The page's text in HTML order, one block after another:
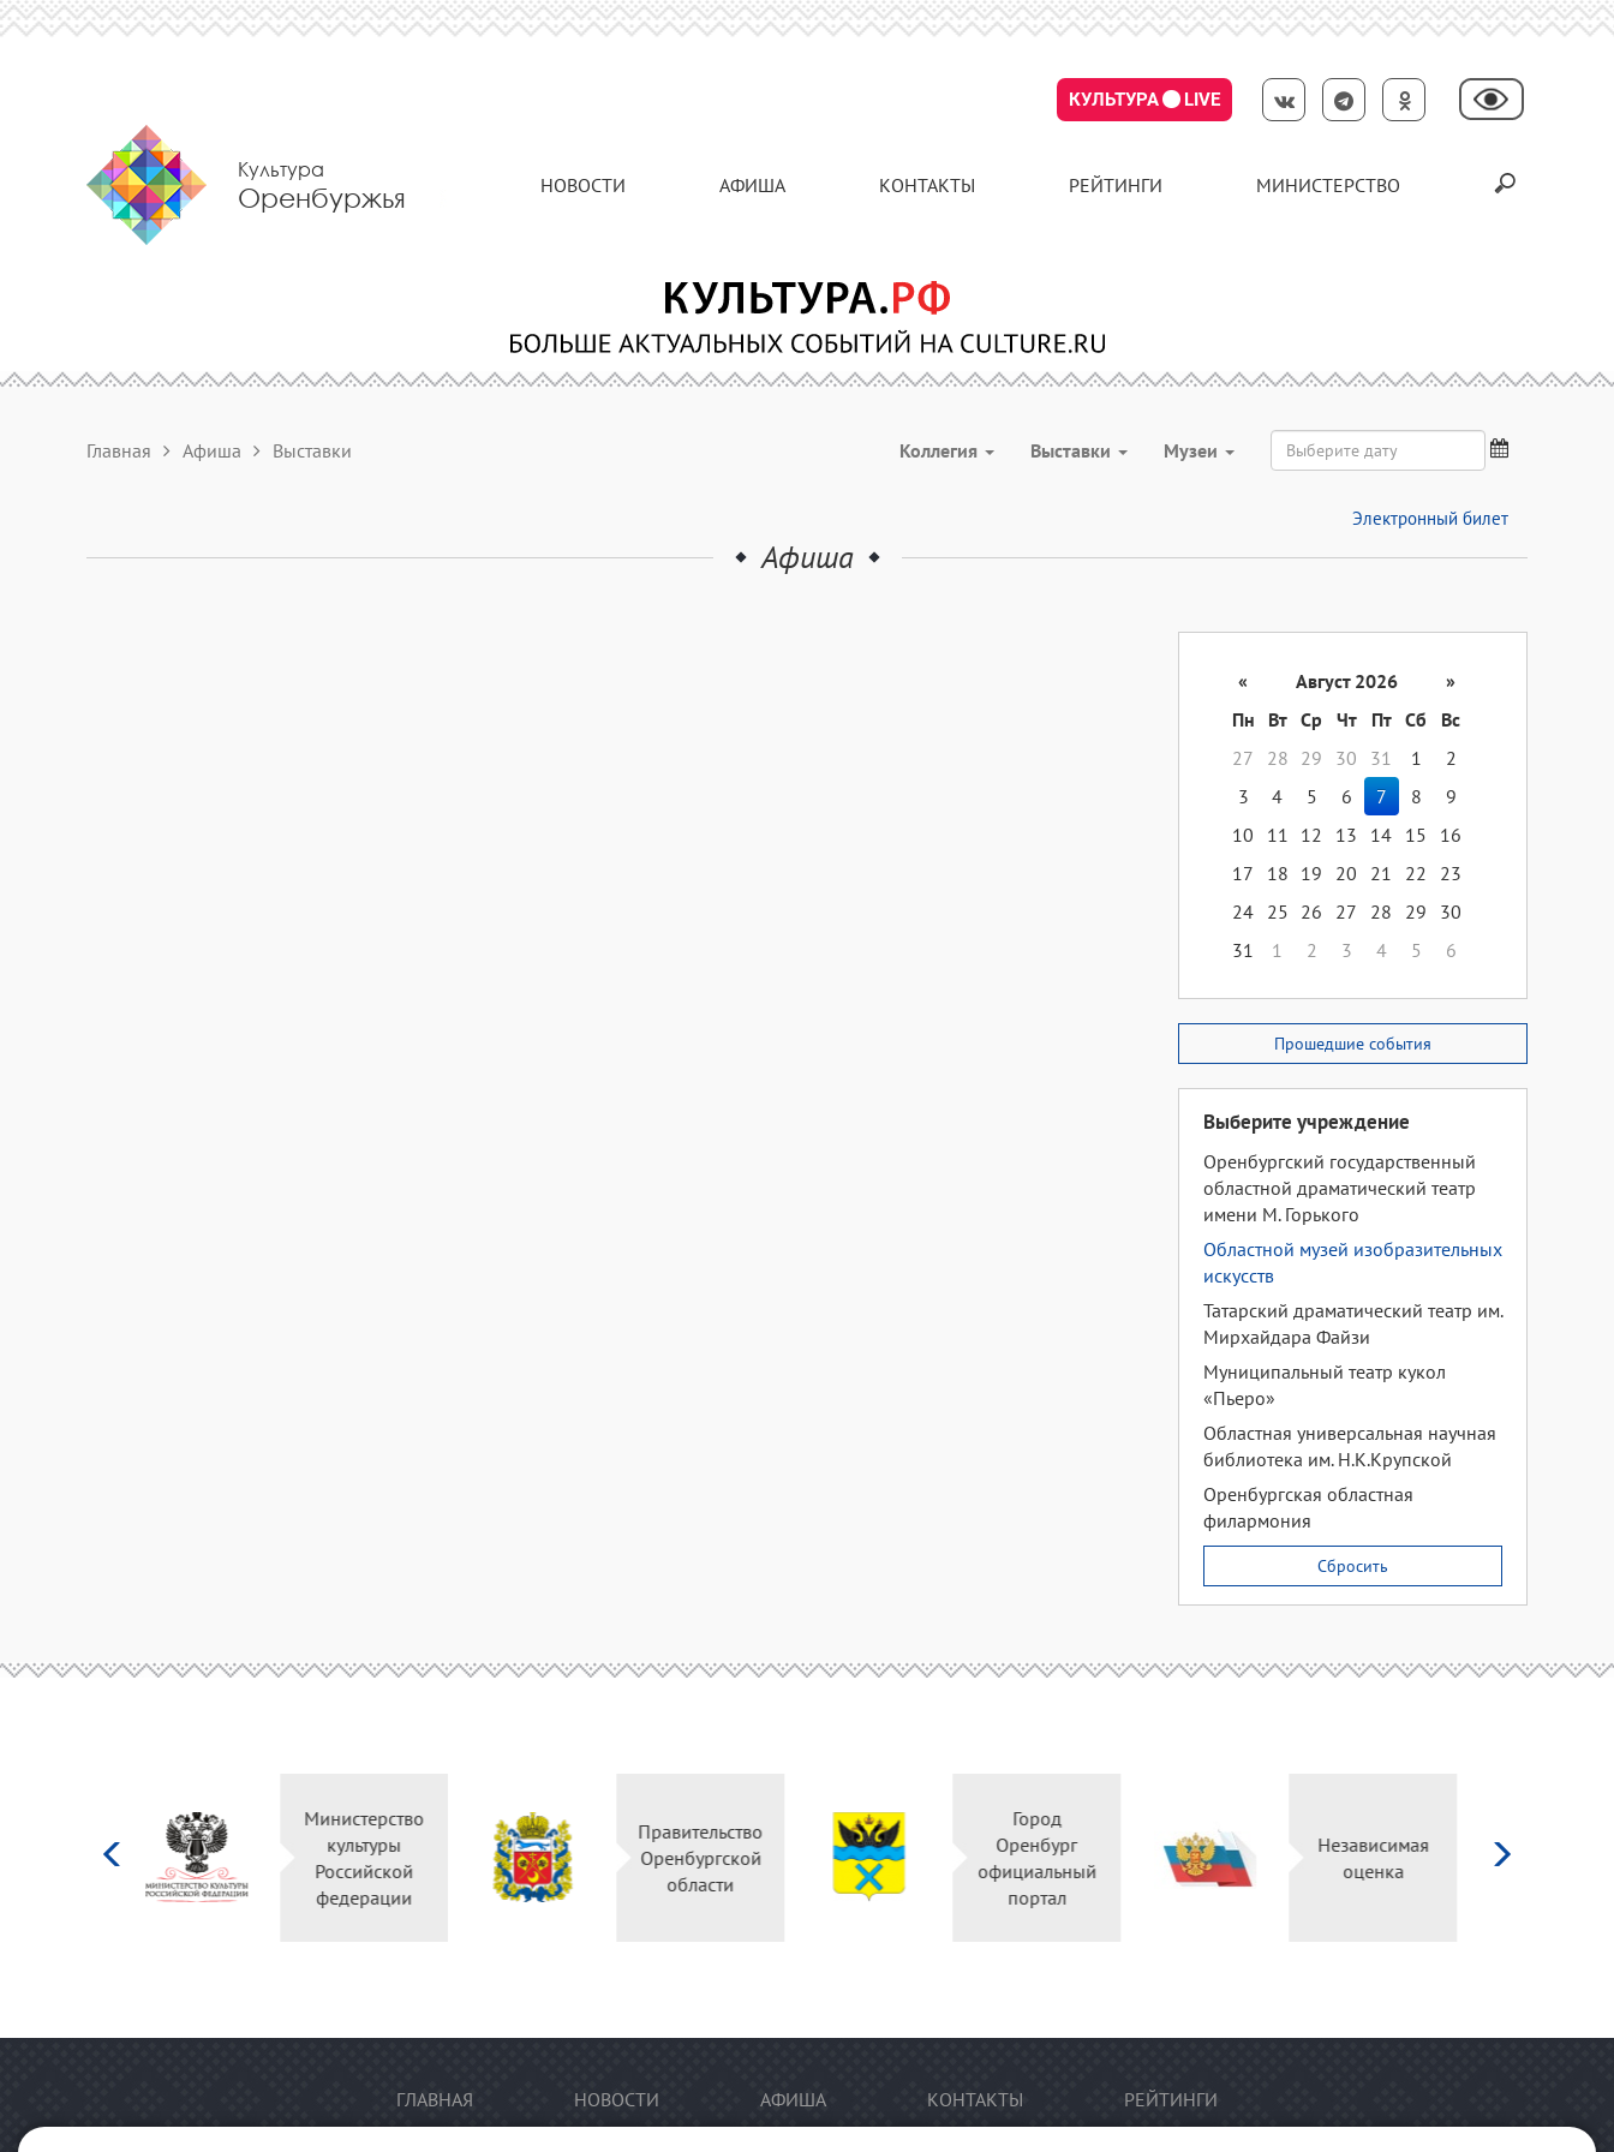
КУЛЬТУРА LIVE
Культура
Оренбуржья НОВОСТИ АФИША КОНТАКТЫ РЕЙТИНГИ МИНИСТЕРСТВО
Главная Афиша Выставки Коллегия Выставки Музеи
Электронный билет
Афиша
« Август 2026
»
Пн
Вт Ср Чт Пт Сб
Вс
27
28 29 30 31 1
2
3
4 5 6 7 8
9
10
11 12 13 14 15
16
17
18 19 20 21 22
23
24 25 26 27 28 29
30
31
1 2 3 4 5 6
Прошедшие события
Выберите учреждение
Оренбургский государственный
областной драматический театр
имени М. Горького
Областной музей изобразительных
искусств
Татарский драматический театр им.
Мирхайдара Файзи
Муниципальный театр кукол
«Пьеро»
Областная универсальная научная
библиотека им. Н.К.Крупской
Оренбургская областная
филармония
Сбросить
Министерство
культуры
Российской
федерации
Правительство
Оренбургской
области
Город
Оренбург
официальный
портал
Независимая
оценка
ГЛАВНАЯ НОВОСТИ АФИША КОНТАКТЫ РЕЙТИНГИ